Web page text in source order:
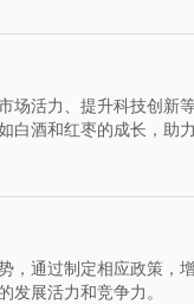
场活力、提升科技创新
白酒和红枣的成长，助
，通过制定相应政策，
展活力和竞争力。